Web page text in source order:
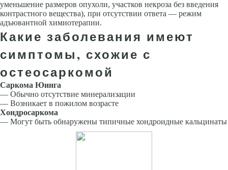
уменьшение размеров опухоли, участков некроза без введения
контрастного вещества), при отсутствии ответа — режим
адъювантной химиотерапии.
Какие заболевания имеют
симптомы, схожие с
остеосаркомой
Саркома Юинга
— Обычно отсутствие минерализации
— Возникает в пожилом возрасте
Хондросаркома
— Могут быть обнаружены типичные хондроидные кальцинаты